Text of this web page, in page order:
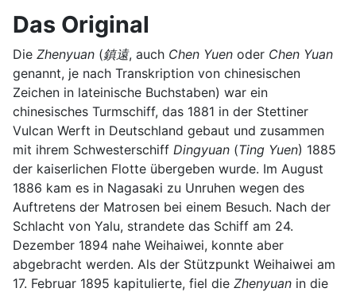
Das Original
Die Zhenyuan (鎮遠, auch Chen Yuen oder Chen Yuan
genannt, je nach Transkription von chinesischen
Zeichen in lateinische Buchstaben) war ein
chinesisches Turmschiff, das 1881 in der Stettiner
Vulcan Werft in Deutschland gebaut und zusammen
mit ihrem Schwesterschiff Dingyuan (Ting Yuen) 1885
der kaiserlichen Flotte übergeben wurde. Im August
1886 kam es in Nagasaki zu Unruhen wegen des
Auftretens der Matrosen bei einem Besuch. Nach der
Schlacht von Yalu, strandete das Schiff am 24.
Dezember 1894 nahe Weihaiwei, konnte aber
abgebracht werden. Als der Stützpunkt Weihaiwei am
17. Februar 1895 kapitulierte, fiel die Zhenyuan in die